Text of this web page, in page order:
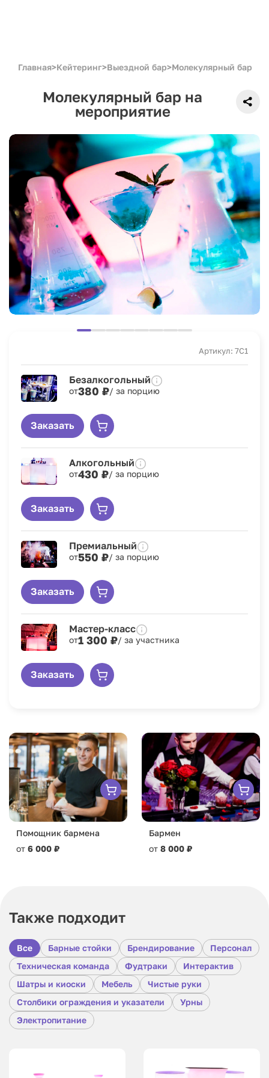
Главная>Кейтеринг>Выездной бар>Молекулярный бар
Молекулярный бар на
мероприятие
Артикул: 7C1
Безалкогольный
от380 ₽/ за порцию
Заказать
Алкогольный
от430 ₽/ за порцию
Заказать
Премиальный
от550 ₽/ за порцию
Заказать
Мастер-класс
от1 300 ₽/ за участника
Заказать
Помощник бармена
от 6 000 ₽
Бармен
от 8 000 ₽
Также подходит
Все Барные стойки Брендирование
Персонал
Техническая команда
Фудтраки
Интерактив
Шатры и киоски
Мебель
Чистые руки
Столбики ограждения и указатели
Урны
Электропитание